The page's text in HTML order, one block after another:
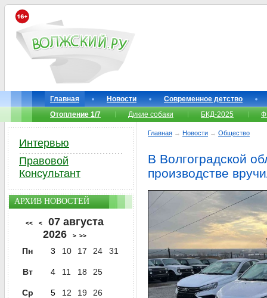
Главная Новости
Современное детство
Отопление 1/7
Дикие собаки БКД-2025
Главная → Новости → Общество
В Волгоградской
производстве
Интервью
Правовой
Консультант
АРХИВ НОВОСТЕЙ
<< <
07 августа
2026
> >>
Пн 3 10 17 24 31
Вт 4 11 18 25
Ср 5 12 19 26